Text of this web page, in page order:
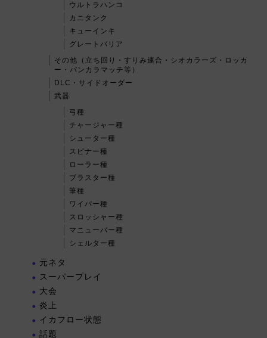
ウルトラハンコ
カニタンク
キューインキ
グレートバリア
その他（立ち回り・すりみ連合・シオカラーズ・ロッカ
ー・バンカラマッチ等）
DLC・サイドオーダー
武器
弓種
チャージャー種
シューター種
スピナー種
ローラー種
ブラスター種
筆種
ワイパー種
スロッシャー種
マニューバー種
シェルター種
元ネタ
スーパープレイ
大会
炎上
イカフロー状態
話題